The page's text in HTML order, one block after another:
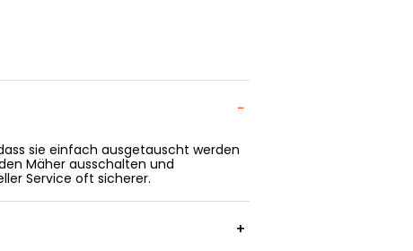
−
sie einfach ausgetauscht werden
Mäher ausschalten und
Service oft sicherer.
+